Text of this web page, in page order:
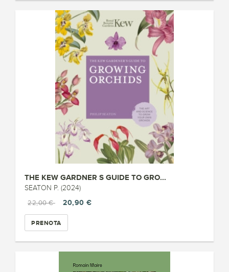
THE KEW GARDNER S GUIDE TO GRO...
SEATON P. (2024)
22,00 €
20,90 €
PRENOTA